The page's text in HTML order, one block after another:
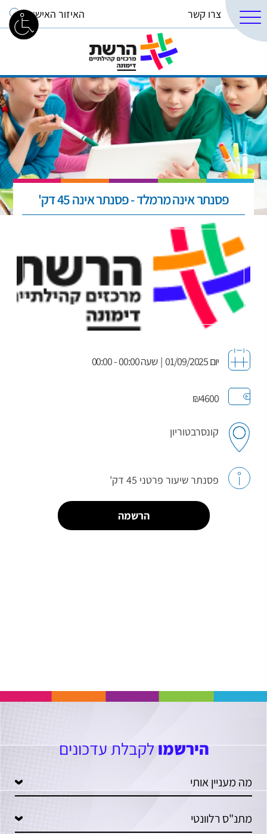
צרו קשר האיזור האישי
פסנתר אינה מרמלד - פסנתר אינה 45 דק'
יום 01/09/2025 | שעה 00:00 - 00:00
₪4600
קונסרבטוריון
פסנתר שיעור פרטני 45 דק'
הרשמה
הירשמולקבלת עדכונים